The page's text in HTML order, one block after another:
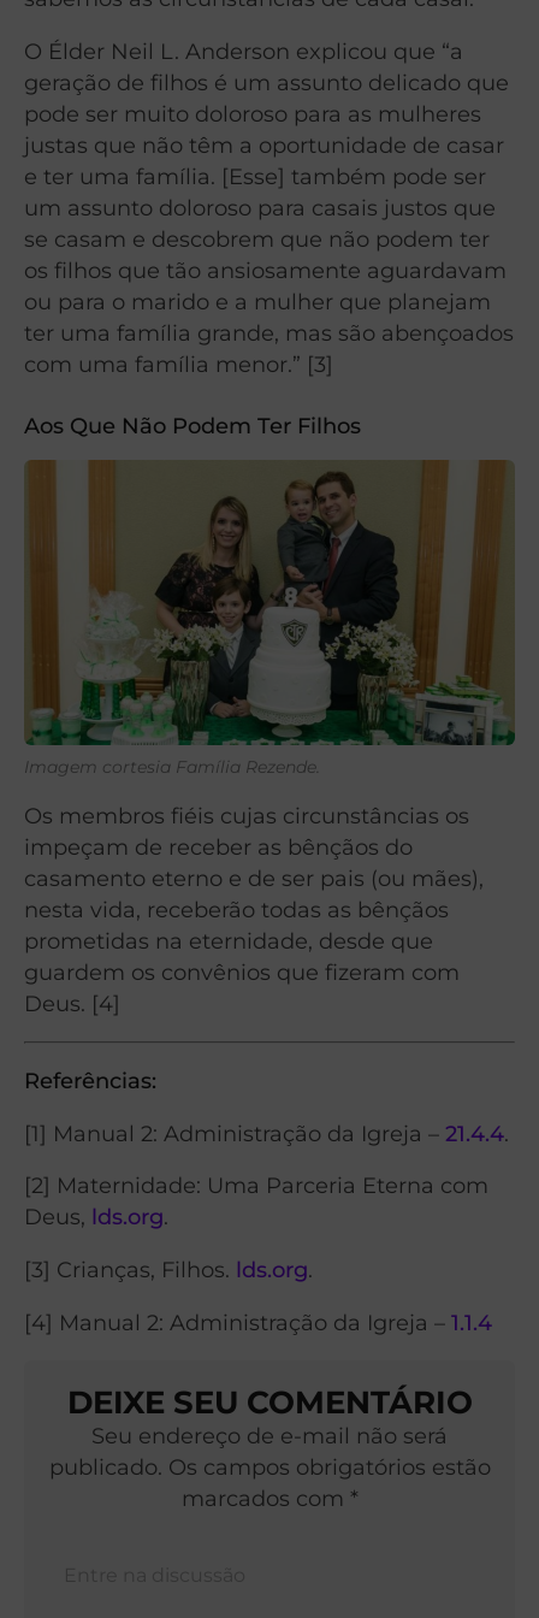
O Élder Neil L. Anderson explicou que “a
geração de filhos é um assunto delicado que
pode ser muito doloroso para as mulheres
justas que não têm a oportunidade de casar
e ter uma família. [Esse] também pode ser
um assunto doloroso para casais justos que
se casam e descobrem que não podem ter
os filhos que tão ansiosamente aguardavam
ou para o marido e a mulher que planejam
ter uma família grande, mas são abençoados
com uma família menor.” [3]
Aos Que Não Podem Ter Filhos
Imagem cortesia Família Rezende.
Os membros fiéis cujas circunstâncias os
impeçam de receber as bênçãos do
casamento eterno e de ser pais (ou mães),
nesta vida, receberão todas as bênçãos
prometidas na eternidade, desde que
guardem os convênios que fizeram com
Deus. [4]
Referências:
[1] Manual 2: Administração da Igreja – 21.4.4.
[2] Maternidade: Uma Parceria Eterna com
Deus, lds.org.
[3] Crianças, Filhos. lds.org.
[4] Manual 2: Administração da Igreja – 1.1.4
DEIXE SEU COMENTÁRIO
Seu endereço de e-mail não será
publicado. Os campos obrigatórios estão
marcados com *